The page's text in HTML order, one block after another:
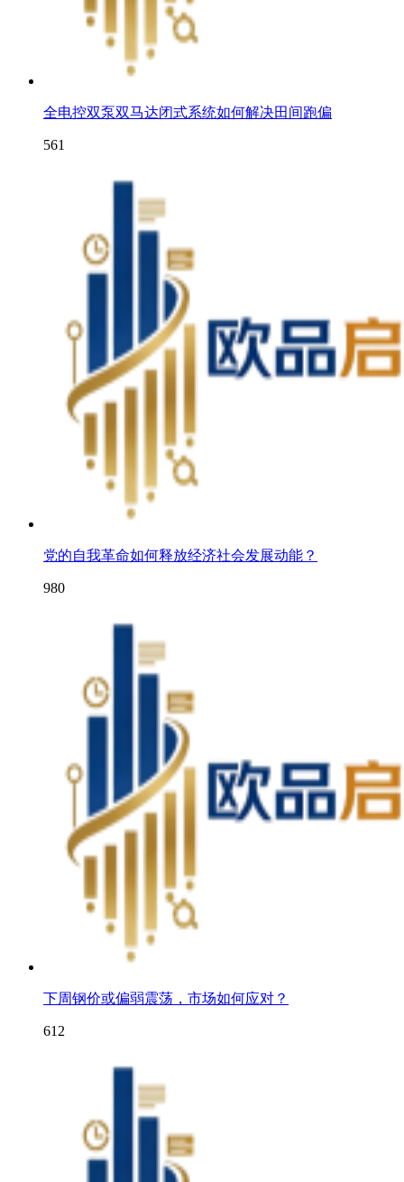
全电控双泵双马达闭式系统如何解决田间跑偏
561
党的自我革命如何释放经济社会发展动能？
980
下周钢价或偏弱震荡，市场如何应对？
612